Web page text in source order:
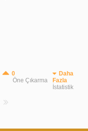
0
Öne Çıkarma
Daha
Fazla
İstatistik